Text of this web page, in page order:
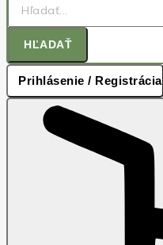
HĽADAŤ
Prihlásenie / Registrácia